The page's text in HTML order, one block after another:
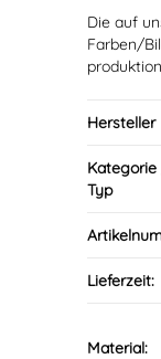
Die auf
Farben/
Hersteller
Typ
Lieferzeit:
Material: